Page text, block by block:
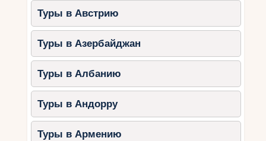
Туры в Австрию
Туры в Азербайджан
Туры в Албанию
Туры в Андорру
Туры в Армению